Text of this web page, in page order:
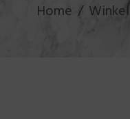
Home Winkel